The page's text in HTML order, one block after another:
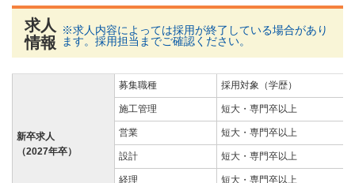
求人
情報
※求人内容によっては採用が終了している場合があり
ます。採用担当までご確認ください。
新卒求人
（2027年卒）
募集職種 採用対象（学歴）
施工管理 短大・専門卒以上
営業 短大・専門卒以上
設計 短大・専門卒以上
経理 短大・専門卒以上